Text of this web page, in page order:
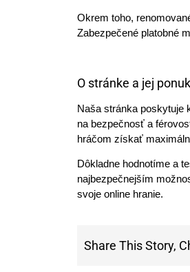
Okrem toho,
Zabezpečené platobné
O stránke a jej
Naša stránka poskytuje
na bezpečnosť a
hráčom získať
Dôkladne hodnotíme a
najbezpečnejším
svoje online hranie.
Share This Story,